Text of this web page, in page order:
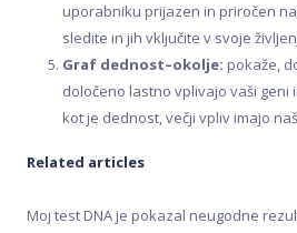
uporabniku prijazen in priročen
sledite in jih vključite v svoje
Graf dednost–okolje: pokaže,
določeno lastno vplivajo vaši geni
kot je dednost, večji vpliv imajo
Related articles
Moj test DNA je pokazal neugodne